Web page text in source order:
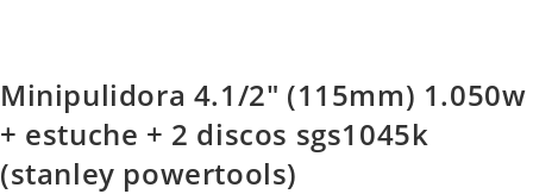
Minipulidora 4.1/2″ (115mm) 1.050w
+ estuche + 2 discos sgs1045k
(stanley powertools)